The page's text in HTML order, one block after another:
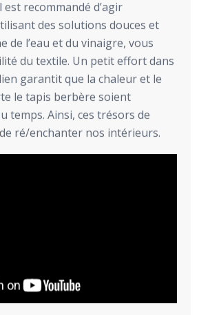
est recommandé d’agir
des solutions douces et
de l’eau et du vinaigre, vous
du textile. Un petit effort dans
garantit que la chaleur et le
le tapis berbère soient
temps. Ainsi, ces trésors de
ré/enchanter nos intérieurs.